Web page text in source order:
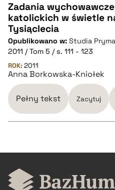
CZYSTY TEKST
pobierz cytat
BIBTEX
pobierz cytat
Zadania
katolickich w świetle
Tysiąclecia
Opublikowano w: Studia
2011 / Tom 5 / s. 111 - 123
ROK: 2011
Anna Borkowska-Kniołek
Pełny tekst Zacytuj
CZYSTY TEKST
pobierz cytat